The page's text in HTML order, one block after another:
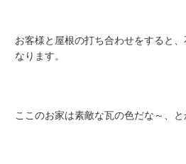
お客様と屋根の打ち合わせをすると
なります。
ここのお家は素敵な瓦の色だな～、と